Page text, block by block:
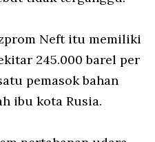
Neft itu memiliki
245.000 barel per
pemasok bahan
ibu kota Rusia.